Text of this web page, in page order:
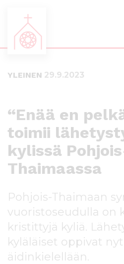
YLEINEN 29.9.2023
“Enää en
toimii
kylissä
Thaimaassa
Pohjois-Thaimaan
vuoristoseudulla on
kristittyjä kyliä.
kyläläiset oppivat
äidinkielellään.